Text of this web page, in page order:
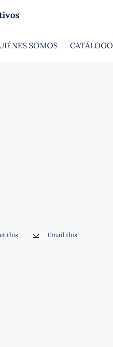
SOMOS CATÁLOGO
this Email this